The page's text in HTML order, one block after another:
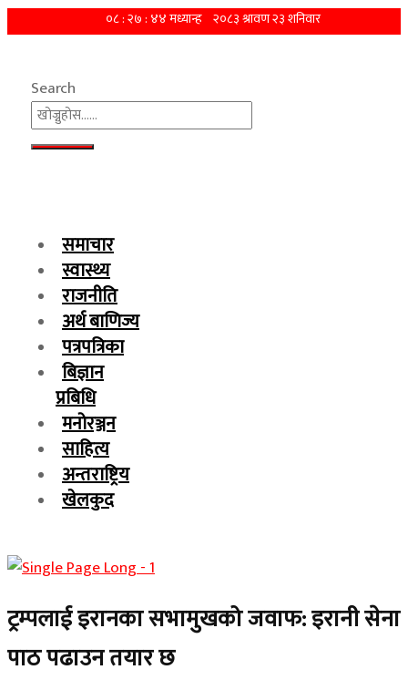
Search
समाचार
स्वास्थ्य
राजनीति
अर्थ बाणिज्य
पत्रपत्रिका
बिज्ञान
प्रबिधि
मनोरञ्जन
साहित्य
अन्तराष्ट्रिय
खेलकुद
ट्रम्पलाई इरानका सभामुखको जवाफ: इरानी सेना
पाठ पढाउन तयार छ